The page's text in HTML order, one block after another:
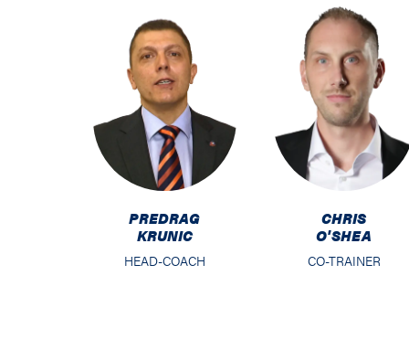
PREDRAG
KRUNIC
HEAD-COACH
CHRIS
O'SHEA
CO-TRAINER